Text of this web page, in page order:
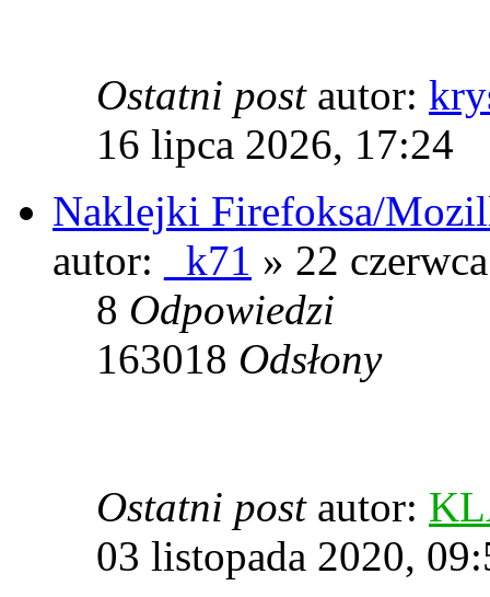
Ostatni post autor:
16 lipca 2026, 17:24
Naklejki Firefoksa/
autor:
_k71 » 22
8 Odpowiedzi
163018 Odsłony
Ostatni post autor:
03 listopada 2020,